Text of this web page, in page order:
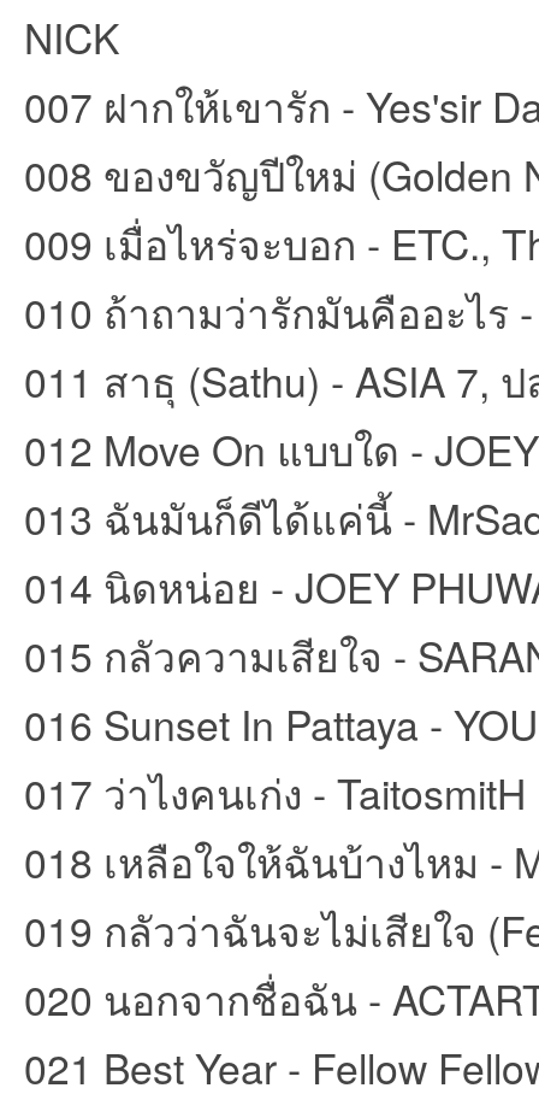
NICK
007 ฝากให้เขารัก - Yes'sir
008 ของขวัญปีใหม่ (Golden
009 เมื่อไหร่จะบอก - ETC.,
010 ถ้าถามว่ารักมันคืออะไร
011 สาธุ (Sathu) - ASIA 7,
012 Move On แบบใด -
013 ฉันมันก็ดีได้แค่นี้ -
014 นิดหน่อย - JOEY
015 กลัวความเสียใจ -
016 Sunset In Pattaya -
017 ว่าไงคนเก่ง - TaitosmitH
018 เหลือใจให้ฉันบ้างไหม -
019 กลัวว่าฉันจะไม่เสียใจ
020 นอกจากชื่อฉัน -
021 Best Year - Fellow